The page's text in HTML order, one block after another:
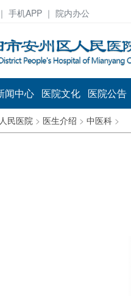
｜ 手机APP ｜ 院内办公
闻中心 医院文化 医院公告
民医院 > 医生介绍 > 中医科 >